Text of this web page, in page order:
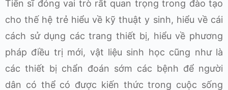
Tiến sĩ đóng vai trò rất quan trọng trong đào tạo
cho thế hệ trẻ hiểu về kỹ thuật y sinh, hiểu về cái
cách sử dụng các trang thiết bị, hiểu về phương
pháp điều trị mới, vật liệu sinh học cũng như là
các thiết bị chẩn đoán sớm các bệnh để người
dân có thể có được kiến thức trong cuộc sống